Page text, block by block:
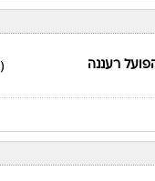
רעננה (0)